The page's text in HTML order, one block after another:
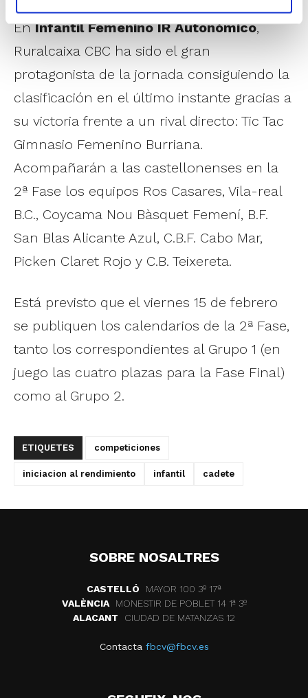
EnInfantil Femenino IR Autonómico,
Ruralcaixa CBC ha sido el gran
protagonista de la jornada consiguiendo la
clasificación en el último instante gracias a
su victoria frente a un rival directo: Tic Tac
Gimnasio Femenino Burriana.
Acompañarán a las castellonenses en la
2ª Fase los equipos Ros Casares, Vila-real
B.C., Coycama Nou Bàsquet Femení, B.F.
San Blas Alicante Azul, C.B.F. Cabo Mar,
Picken Claret Rojo y C.B. Teixereta.
Está previsto que el viernes 15 de febrero
se publiquen los calendarios de la 2ª Fase,
tanto los correspondientes al Grupo 1 (en
juego las cuatro plazas para la Fase Final)
como al Grupo 2.
ETIQUETES competiciones
iniciacion al rendimiento infantil cadete
SOBRE NOSALTRES
CASTELLÓ
MAYOR 100 3º 17ª
VALÈNCIA
MONESTIR DE POBLET 14 1ª 3º
ALACANT
CIUDAD DE MATANZAS 12
Contacta fbcv@fbcv.es